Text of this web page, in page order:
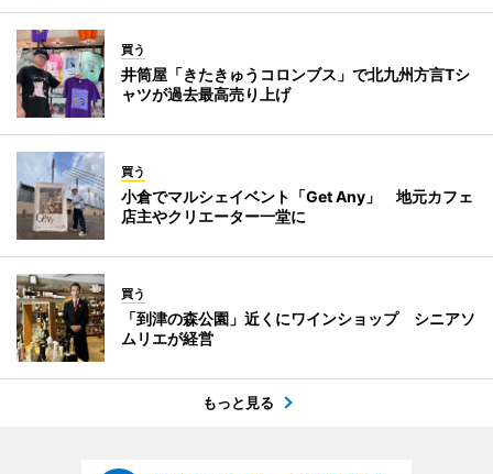
買う
井筒屋「きたきゅうコロンブス」で北九州方言Tシ
ャツが過去最高売り上げ
買う
小倉でマルシェイベント「Get Any」 地元カフェ
店主やクリエーター一堂に
買う
「到津の森公園」近くにワインショップ シニアソ
ムリエが経営
もっと見る